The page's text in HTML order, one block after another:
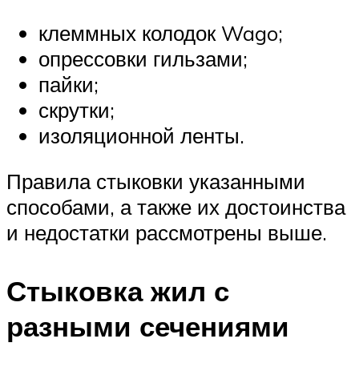
клеммных колодок Wago;
опрессовки гильзами;
пайки;
скрутки;
изоляционной ленты.
Правила стыковки указанными
способами, а также их достоинства
и недостатки рассмотрены выше.
Стыковка жил с
разными сечениями